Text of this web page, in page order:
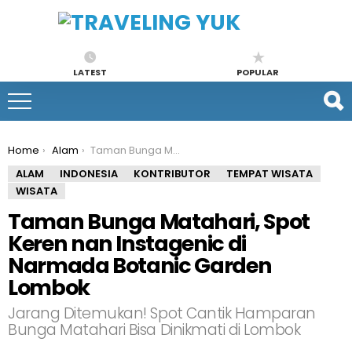
LATEST POPULAR
You are here:
Home Alam
Taman Bunga Matahari, Spot Keren nan Instagenic di Narmada Botanic Garden Lombok
ALAM
INDONESIA KONTRIBUTOR
TEMPAT WISATA
WISATA
Taman Bunga Matahari, Spot
Keren nan Instagenic di
Narmada Botanic Garden
Lombok
Jarang Ditemukan! Spot Cantik Hamparan
Bunga Matahari Bisa Dinikmati di Lombok